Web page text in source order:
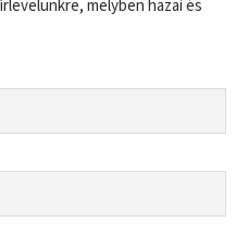
melyben hazai és